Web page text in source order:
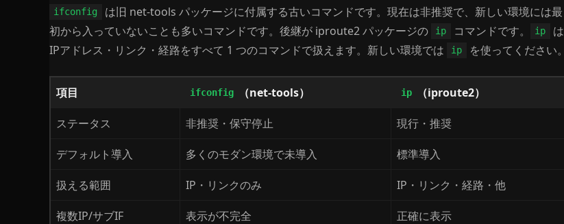
ifconfig
は旧 net-tools パッケージに付属する古いコマンドです。現在は非推奨で、新しい環境には最
初から入っていないことも多いコマンドです。後継が iproute2 パッケージの
ip コマンドです。 ip
は
IPアドレス・リンク・経路をすべて 1 つのコマンドで扱えます。新しい環境では
ip を使ってください。
項目 ifconfig （net-tools） ip （iproute2）
ステータス 非推奨・保守停止 現行・推奨
デフォルト導入 多くのモダン環境で未導入 標準導入
扱える範囲 IP・リンクのみ IP・リンク・経路・他
複数IP/サブIF 表示が不完全 正確に表示